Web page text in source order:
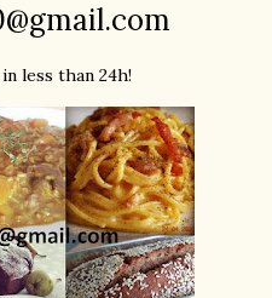
less than 24h!